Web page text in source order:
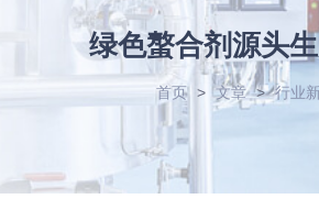
绿色螯合剂源头
首页 > 文章 > 行业